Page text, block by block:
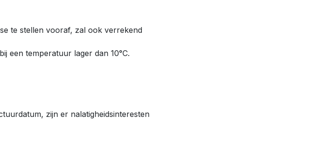
te stellen vooraf, zal ook verrekend
een temperatuur lager dan 10°C.
zijn er nalatigheidsinteresten